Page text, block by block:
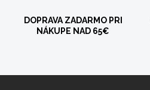
DOPRAVA ZADARMO PRI
NÁKUPE NAD 65€